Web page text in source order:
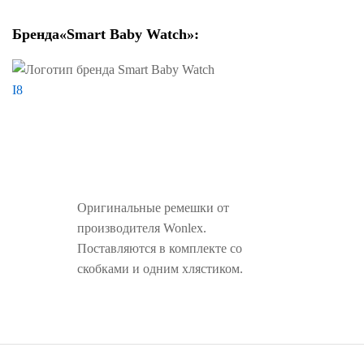
Бренда«Smart Baby Watch»:
I8
Оригинальные ремешки от
производителя Wonlex.
Поставляются в комплекте со
скобками и одним хлястиком.